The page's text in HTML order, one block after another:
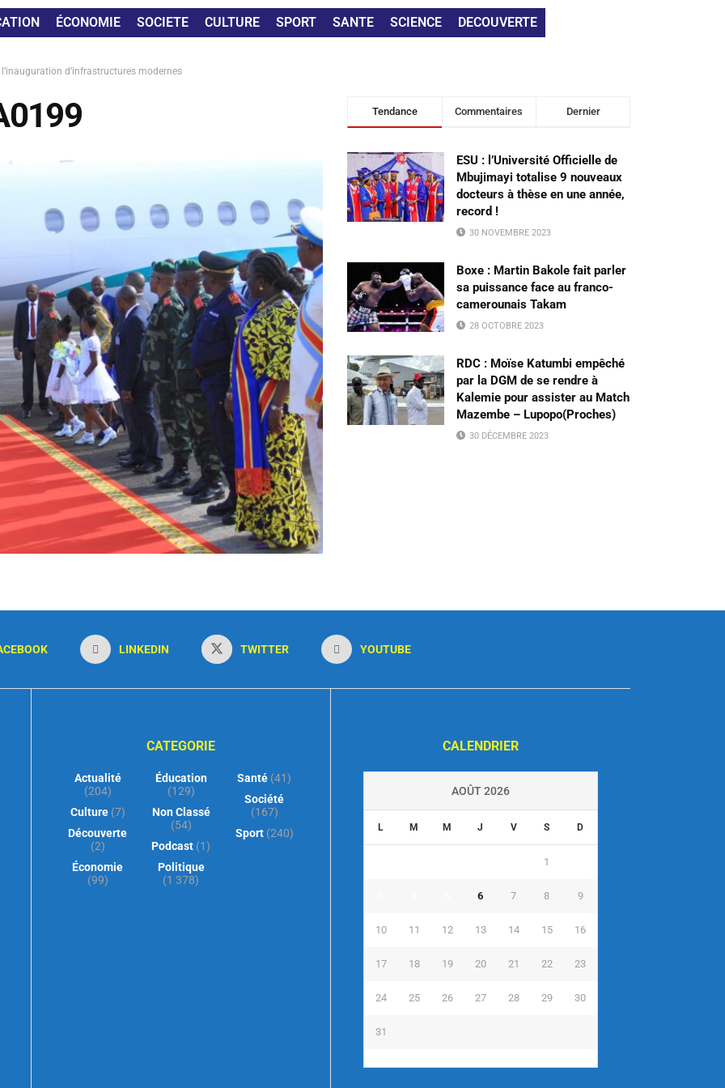
ÉCONOMIE SOCIETE CULTURE SPORT SANTE SCIENCE DECOUVERTE
d’infrastructures modernes
Tendance Commentaires Dernier
ESU : l’Université Officielle de
Mbujimayi totalise 9 nouveaux
docteurs à thèse en une année,
record !
30 NOVEMBRE 2023
Boxe : Martin Bakole fait parler
sa puissance face au franco-
camerounais Takam
28 OCTOBRE 2023
RDC : Moïse Katumbi empêché
par la DGM de se rendre à
Kalemie pour assister au Match
Mazembe – Lupopo(Proches)
30 DÉCEMBRE 2023
LINKEDIN TWITTER YOUTUBE
CATEGORIE
Actualité
(204)
Culture(7)
Découverte
(2)
Économie
(99)
Éducation
(129)
Non Classé
(54)
Podcast (1)
Politique
(1 378)
Santé (41)
Société
(167)
Sport(240)
CALENDRIER
AOÛT 2026
L M M J V S D
1
6 7 8 9
10 11 12 13 14 15 16
17 18 19 20 21 22 23
24 25 26 27 28 29 30
31